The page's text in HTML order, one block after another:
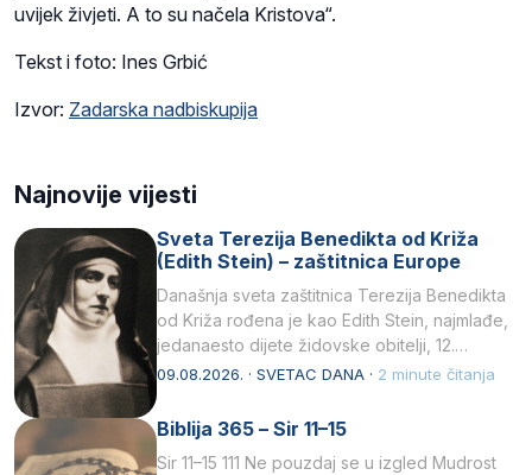
uvijek živjeti. A to su načela Kristova“.
Tekst i foto: Ines Grbić
Izvor: Zadarska nadbiskupija
Najnovije vijesti
Sveta Terezija Benedikta od Križa
(Edith Stein) – zaštitnica Europe
Današnja sveta zaštitnica Terezija Benedikta
od Križa rođena je kao Edith Stein, najmlađe,
jedanaesto dijete židovske obitelji, 12.
listopada 1891, u Wrocławu…
09.08.2026. · SVETAC DANA · 2 minute čitanja
Biblija 365 – Sir 11–15
Sir 11–15 111 Ne pouzdaj se u izgled Mudrost